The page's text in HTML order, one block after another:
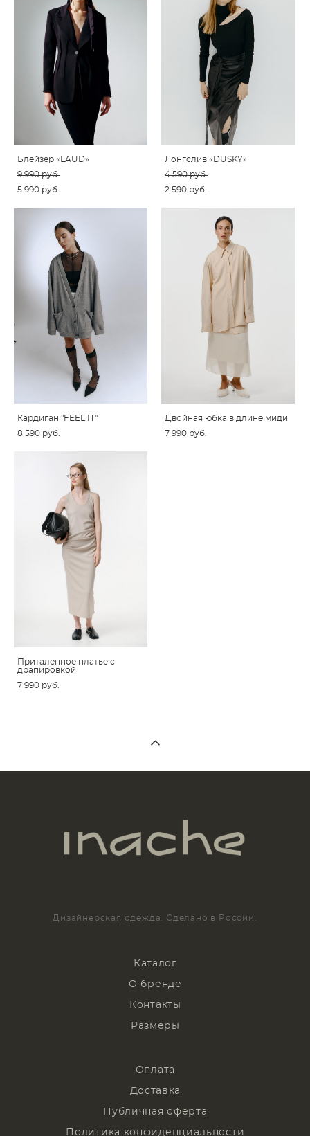
Блейзер «LAUD»
9 990 pуб.
5 990 pуб.
Лонгслив «DUSKY»
4 590 pуб.
2 590 pуб.
Кардиган "FEEL IT"
8 590 pуб.
Двойная юбка в длине миди
7 990 pуб.
Приталенное платье с
драпировкой
7 990 pуб.
Дизайнерская одежда. Сделано в России.
Каталог
О бренде
Контакты
Размеры
Оплата
Доставка
Публичная оферта
Политика конфиденциальности